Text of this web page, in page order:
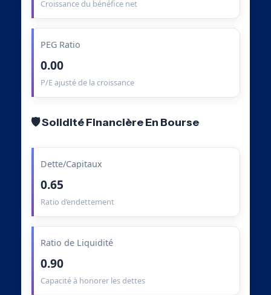
Croissance du bénéfice net
PEG Ratio
0.00
P/E ajusté de la croissance
🛡️ Solidité Financière En Bourse
Dette/Capitaux
0.65
Ratio d’endettement
Ratio de Liquidité
0.90
Capacité à honorer les dettes